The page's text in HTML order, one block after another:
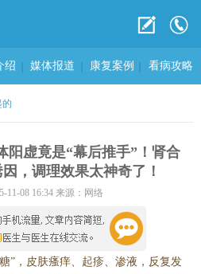
绍 媒体报道 康复案例 看病攻略
的
阳虚竟是“幕后推手”！肾合
，调理效果太神奇了！
11-08 16:34 来源：网络
”，皮肤瘙痒、起疹、渗液，反复发